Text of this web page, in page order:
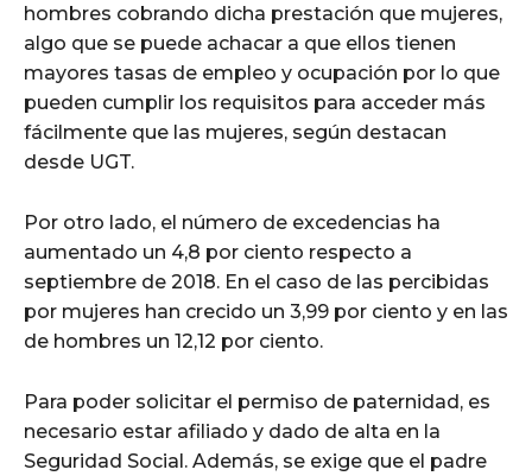
hombres cobrando dicha prestación que mujeres,
algo que se puede achacar a que ellos tienen
mayores tasas de empleo y ocupación por lo que
pueden cumplir los requisitos para acceder más
fácilmente que las mujeres, según destacan
desde UGT.
Por otro lado, el número de excedencias ha
aumentado un 4,8 por ciento respecto a
septiembre de 2018. En el caso de las percibidas
por mujeres han crecido un 3,99 por ciento y en las
de hombres un 12,12 por ciento.
Para poder solicitar el permiso de paternidad, es
necesario estar afiliado y dado de alta en la
Seguridad Social. Además, se exige que el padre